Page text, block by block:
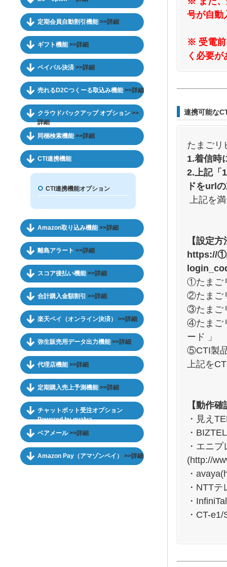
定期会員自動割引機能>>詳細
ギフト機能>>詳細
ペイパル決済 >>詳細
売れるD2Cつくーる取込み機能>>詳細
クラウドバックアップ オプション >>
詳細
同梱検索機能>>詳細
CTI連携機能
CTI連携機能オプション
Amazon取り込み機能>>詳細
離島アラート >>詳細
スコア後払い機能>>詳細
合計購入金額割引 >>詳細
楽天ペイ（オンライン決済） >>詳細
弥生販売用データ出力機能>>詳細
代理店機能>>詳細
定期購入売上予測機能>>詳細
チャットボット受注オプション
Powered by qualva
ベアメール>>詳細
Amazon Pay（アマゾンペイ） >>詳細
号が自動
※ 受電
く必要
連携可能な
たまごリ
1.着信時
2.上記「
ドをurl
上記を
【設定
https://
①たまご
②たまご
③たまご
④たまご
ード 」
⑤CTI製
上記を
【動作
・見え
・
・エニ
(http://
・avaya(
・NTT
・
・CT-